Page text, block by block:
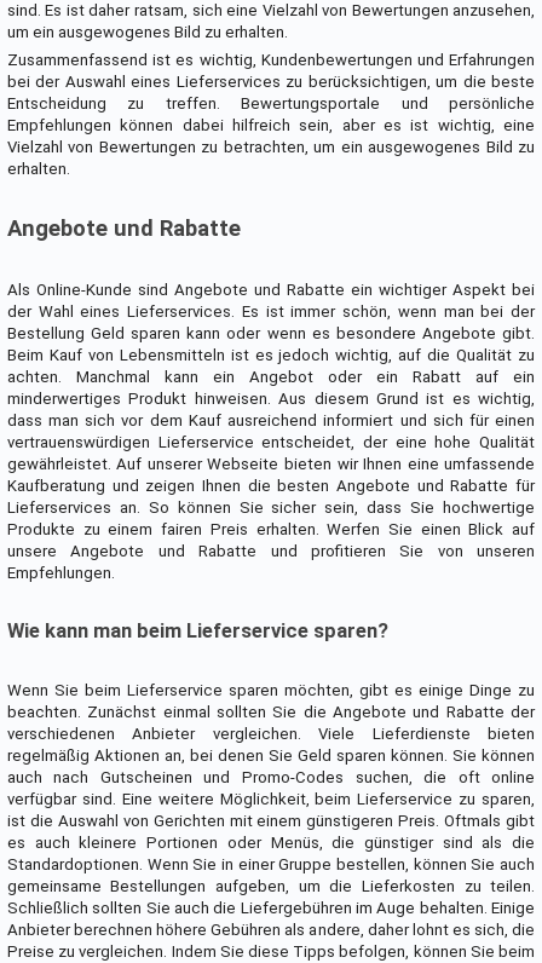
sind. Es ist daher ratsam, sich eine Vielzahl von Bewertungen anzusehen,
um ein ausgewogenes Bild zu erhalten.
Zusammenfassend ist es wichtig, Kundenbewertungen und Erfahrungen
bei der Auswahl eines Lieferservices zu berücksichtigen, um die beste
Entscheidung zu treffen. Bewertungsportale und persönliche
Empfehlungen können dabei hilfreich sein, aber es ist wichtig, eine
Vielzahl von Bewertungen zu betrachten, um ein ausgewogenes Bild zu
erhalten.
Angebote und Rabatte
Als Online-Kunde sind Angebote und Rabatte ein wichtiger Aspekt bei
der Wahl eines Lieferservices. Es ist immer schön, wenn man bei der
Bestellung Geld sparen kann oder wenn es besondere Angebote gibt.
Beim Kauf von Lebensmitteln ist es jedoch wichtig, auf die Qualität zu
achten. Manchmal kann ein Angebot oder ein Rabatt auf ein
minderwertiges Produkt hinweisen. Aus diesem Grund ist es wichtig,
dass man sich vor dem Kauf ausreichend informiert und sich für einen
vertrauenswürdigen Lieferservice entscheidet, der eine hohe Qualität
gewährleistet. Auf unserer Webseite bieten wir Ihnen eine umfassende
Kaufberatung und zeigen Ihnen die besten Angebote und Rabatte für
Lieferservices an. So können Sie sicher sein, dass Sie hochwertige
Produkte zu einem fairen Preis erhalten. Werfen Sie einen Blick auf
unsere Angebote und Rabatte und profitieren Sie von unseren
Empfehlungen.
Wie kann man beim Lieferservice sparen?
Wenn Sie beim Lieferservice sparen möchten, gibt es einige Dinge zu
beachten. Zunächst einmal sollten Sie die Angebote und Rabatte der
verschiedenen Anbieter vergleichen. Viele Lieferdienste bieten
regelmäßig Aktionen an, bei denen Sie Geld sparen können. Sie können
auch nach Gutscheinen und Promo-Codes suchen, die oft online
verfügbar sind. Eine weitere Möglichkeit, beim Lieferservice zu sparen,
ist die Auswahl von Gerichten mit einem günstigeren Preis. Oftmals gibt
es auch kleinere Portionen oder Menüs, die günstiger sind als die
Standardoptionen. Wenn Sie in einer Gruppe bestellen, können Sie auch
gemeinsame Bestellungen aufgeben, um die Lieferkosten zu teilen.
Schließlich sollten Sie auch die Liefergebühren im Auge behalten. Einige
Anbieter berechnen höhere Gebühren als andere, daher lohnt es sich, die
Preise zu vergleichen. Indem Sie diese Tipps befolgen, können Sie beim